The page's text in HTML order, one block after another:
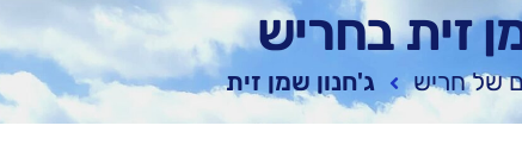
זית בחריש
של חריש ג'חנון שמן זית